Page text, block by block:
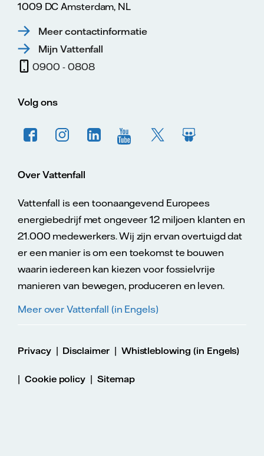
1009 DC Amsterdam, NL
Meer contactinformatie
Mijn Vattenfall
0900 - 0808
Volg ons
Over Vattenfall
Vattenfall is een toonaangevend Europees
energiebedrijf met ongeveer 12 miljoen klanten en
21.000 medewerkers. Wij zijn ervan overtuigd dat
er een manier is om een toekomst te bouwen
waarin iedereen kan kiezen voor fossielvrije
manieren van bewegen, produceren en leven.
Meer over Vattenfall (in Engels)
Privacy| Disclaimer| Whistleblowing (in Engels)
| Cookie policy | Sitemap